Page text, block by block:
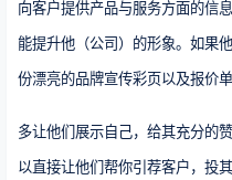
向客户提供产品与服务方面的信
能提升他（公司）的形象。如果
份漂亮的品牌宣传彩页以及报价单
多让他们展示自己，给其充分的
以直接让他们帮你引荐客户，投